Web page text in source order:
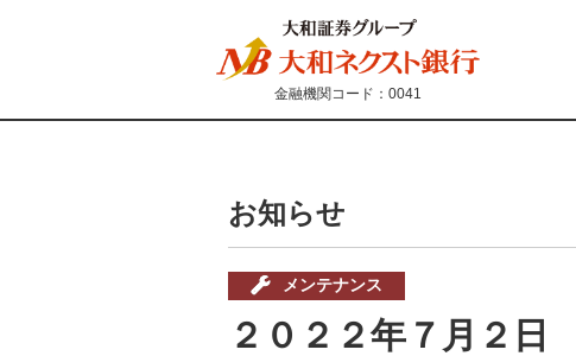
金融機関コード：0041
お知らせ
メンテナンス
２０２２年７月２